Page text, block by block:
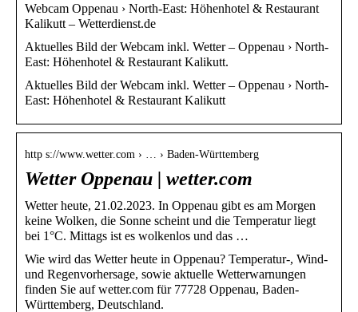
Webcam Oppenau › North-East: Höhenhotel & Restaurant
Kalikutt – Wetterdienst.de
Aktuelles Bild der Webcam inkl. Wetter – Oppenau › North-
East: Höhenhotel & Restaurant Kalikutt.
Aktuelles Bild der Webcam inkl. Wetter – Oppenau › North-
East: Höhenhotel & Restaurant Kalikutt
http s://www.wetter.com › … › Baden-Württemberg
Wetter Oppenau | wetter.com
Wetter heute, 21.02.2023. In Oppenau gibt es am Morgen
keine Wolken, die Sonne scheint und die Temperatur liegt
bei 1°C. Mittags ist es wolkenlos und das …
Wie wird das Wetter heute in Oppenau? Temperatur-, Wind-
und Regenvorhersage, sowie aktuelle Wetterwarnungen
finden Sie auf wetter.com für 77728 Oppenau, Baden-
Württemberg, Deutschland.